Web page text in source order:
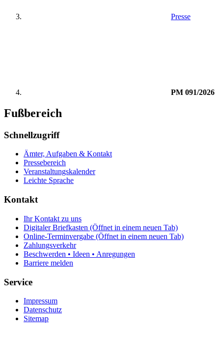
Presse
PM 091/2026
Fußbereich
Schnellzugriff
Ämter, Aufgaben & Kontakt
Pressebereich
Veranstaltungskalender
Leichte Sprache
Kontakt
Ihr Kontakt zu uns
Digitaler Briefkasten (Öffnet in einem neuen Tab)
Online-Terminvergabe (Öffnet in einem neuen Tab)
Zahlungsverkehr
Beschwerden • Ideen • Anregungen
Barriere melden
Service
Impressum
Datenschutz
Sitemap